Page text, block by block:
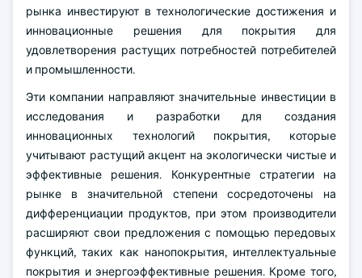
рынка инвестируют в технологические достижения и
инновационные решения для покрытия для
удовлетворения растущих потребностей потребителей
и промышленности.
Эти компании направляют значительные инвестиции в
исследования и разработки для создания
инновационных технологий покрытия, которые
учитывают растущий акцент на экологически чистые и
эффективные решения. Конкурентные стратегии на
рынке в значительной степени сосредоточены на
дифференциации продуктов, при этом производители
расширяют свои предложения с помощью передовых
функций, таких как нанопокрытия, интеллектуальные
покрытия и энергоэффективные решения. Кроме того,